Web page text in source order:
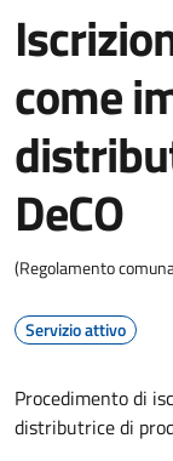
come
DeCO
(Regolamento
Servizio attivo
Procedimento di
distributrice di